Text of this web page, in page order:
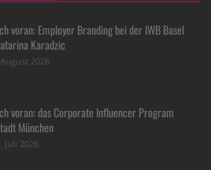
voran: Employer Branding bei der IWB Basel
Karadzic
2026
voran: das Corporate Influencer Program
München
Juli 2026